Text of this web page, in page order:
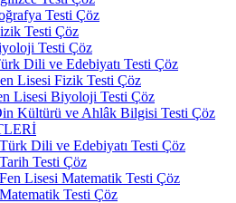
Testi Çöz
Testi Çöz
Testi Çöz
Dili ve Edebiyatı Testi Çöz
Lisesi Fizik Testi Çöz
Lisesi Biyoloji Testi Çöz
Kültürü ve Ahlâk Bilgisi Testi Çöz
Türk Dili ve Edebiyatı Testi Çöz
Testi Çöz
Fen Lisesi Matematik Testi Çöz
Matematik Testi Çöz